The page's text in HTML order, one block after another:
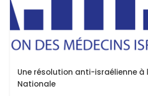
Une résolution anti-israélienne à
Nationale